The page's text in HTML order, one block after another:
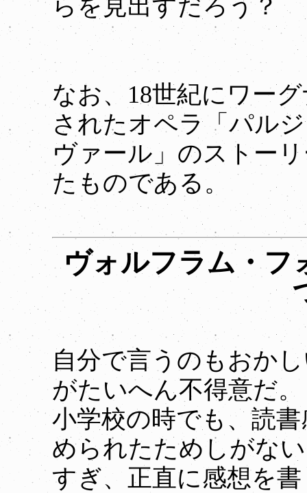
らを見出すだろう？
なお、18世紀にワー
されたオペラ「パル
ヴァール」のストー
たものである。
ヴォルフラム・フ
自分で言うのもおか
がたいへん不得意だ。
小学校の時でも、読
められたためしがな
すぎ、正直に感想を